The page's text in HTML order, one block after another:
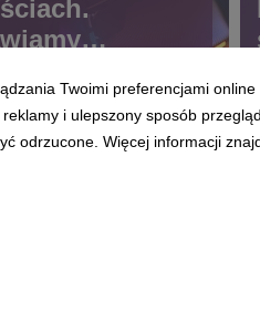
V3 Pro
Basilisk V3
Twoimi preferencjami
i ulepszony sposób
odrzucone. Więcej informacji